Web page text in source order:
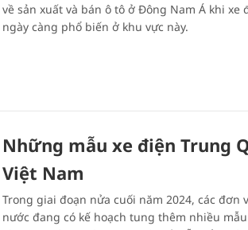
về sản xuất và bán ô tô ở Đông Nam Á khi xe
ngày càng phổ biến ở khu vực này.
Những mẫu xe điện Trung
Việt Nam
Trong giai đoạn nửa cuối năm 2024, các đơn
nước đang có kế hoạch tung thêm nhiều